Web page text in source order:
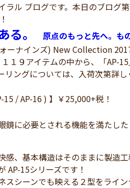
ル ブログです。本日のブログ
る。 原点のもっと先へ。も
ーナインズ) New Collection
１９アイテムの中から、「AP-
ングについては、入荷次第詳し
15 / AP-16 ) 】￥25,000+税！
鏡に必要とされる機能を満たし
感、基本構造はそのままに製造
AP-15シリーズです！
スシーンでも映える２型をライ